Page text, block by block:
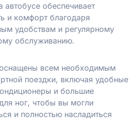
автобусе обеспечивает
и комфорт благодаря
удобствам и регулярному
обслуживанию.
всем необходимым
поездки, включая удобные
и большие
ног, чтобы вы могли
и полностью насладиться